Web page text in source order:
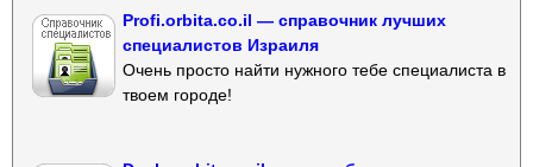
Profi.orbita.co.il — справочник лучших
специалистов Израиля
Очень просто найти нужного тебе специалиста в
твоем городе!